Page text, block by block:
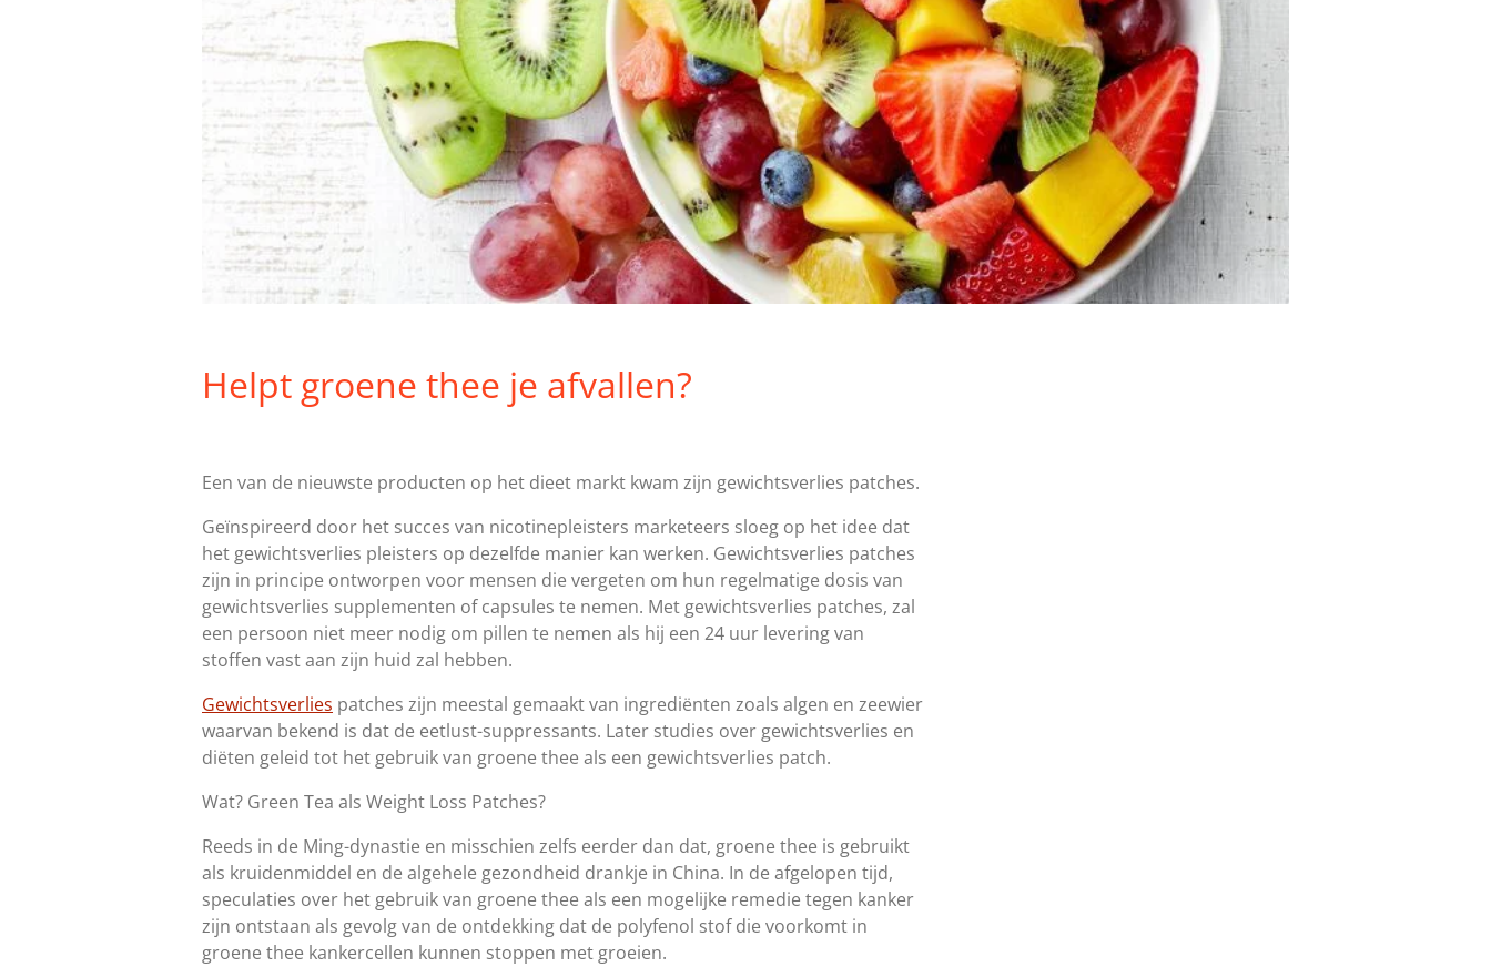
Helpt groene thee je afvallen?
Een van de nieuwste producten op het dieet markt kwam zijn gewichtsverlies patches.
Geïnspireerd door het succes van nicotinepleisters marketeers sloeg op het idee dat
het gewichtsverlies pleisters op dezelfde manier kan werken. Gewichtsverlies patches
zijn in principe ontworpen voor mensen die vergeten om hun regelmatige dosis van
gewichtsverlies supplementen of capsules te nemen. Met gewichtsverlies patches, zal
een persoon niet meer nodig om pillen te nemen als hij een 24 uur levering van
stoffen vast aan zijn huid zal hebben.
Gewichtsverlies patches zijn meestal gemaakt van ingrediënten zoals algen en zeewier
waarvan bekend is dat de eetlust-suppressants. Later studies over gewichtsverlies en
diëten geleid tot het gebruik van groene thee als een gewichtsverlies patch.
Wat? Green Tea als Weight Loss Patches?
Reeds in de Ming-dynastie en misschien zelfs eerder dan dat, groene thee is gebruikt
als kruidenmiddel en de algehele gezondheid drankje in China. In de afgelopen tijd,
speculaties over het gebruik van groene thee als een mogelijke remedie tegen kanker
zijn ontstaan ​​als gevolg van de ontdekking dat de polyfenol stof die voorkomt in
groene thee kankercellen kunnen stoppen met groeien.